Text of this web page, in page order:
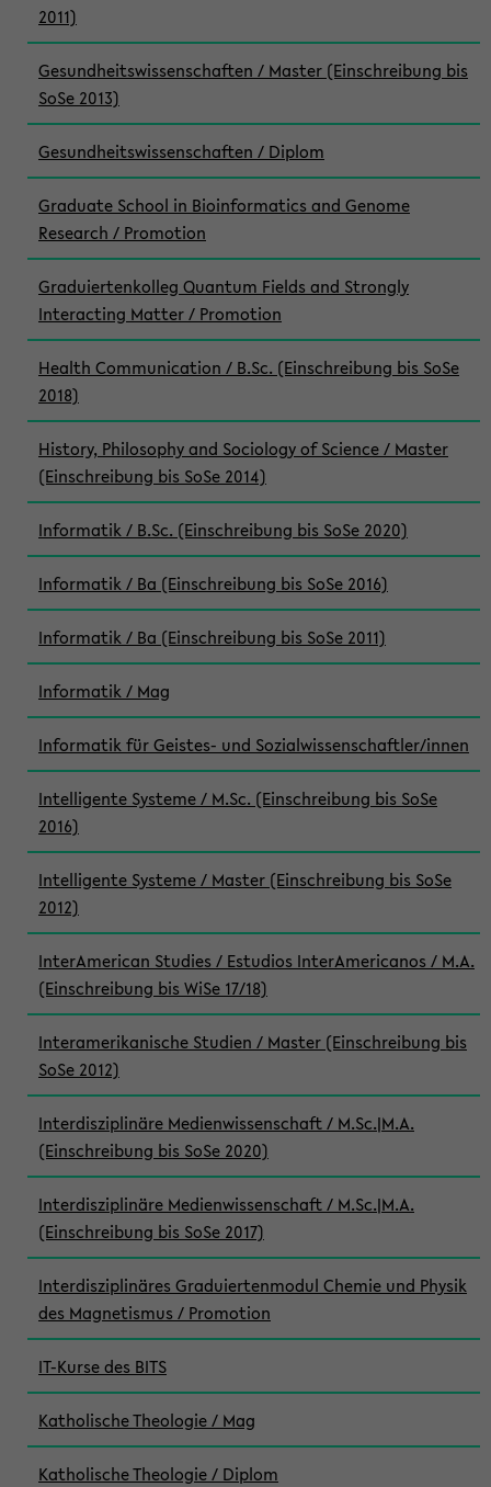
2011)
Gesundheitswissenschaften / Master (Einschreibung bis
SoSe 2013)
Gesundheitswissenschaften / Diplom
Graduate School in Bioinformatics and Genome
Research / Promotion
Graduiertenkolleg Quantum Fields and Strongly
Interacting Matter / Promotion
Health Communication / B.Sc. (Einschreibung bis SoSe
2018)
History, Philosophy and Sociology of Science / Master
(Einschreibung bis SoSe 2014)
Informatik / B.Sc. (Einschreibung bis SoSe 2020)
Informatik / Ba (Einschreibung bis SoSe 2016)
Informatik / Ba (Einschreibung bis SoSe 2011)
Informatik / Mag
Informatik für Geistes- und Sozialwissenschaftler/innen
Intelligente Systeme / M.Sc. (Einschreibung bis SoSe
2016)
Intelligente Systeme / Master (Einschreibung bis SoSe
2012)
InterAmerican Studies / Estudios InterAmericanos / M.A.
(Einschreibung bis WiSe 17/18)
Interamerikanische Studien / Master (Einschreibung bis
SoSe 2012)
Interdisziplinäre Medienwissenschaft / M.Sc.|M.A.
(Einschreibung bis SoSe 2020)
Interdisziplinäre Medienwissenschaft / M.Sc.|M.A.
(Einschreibung bis SoSe 2017)
Interdisziplinäres Graduiertenmodul Chemie und Physik
des Magnetismus / Promotion
IT-Kurse des BITS
Katholische Theologie / Mag
Katholische Theologie / Diplom